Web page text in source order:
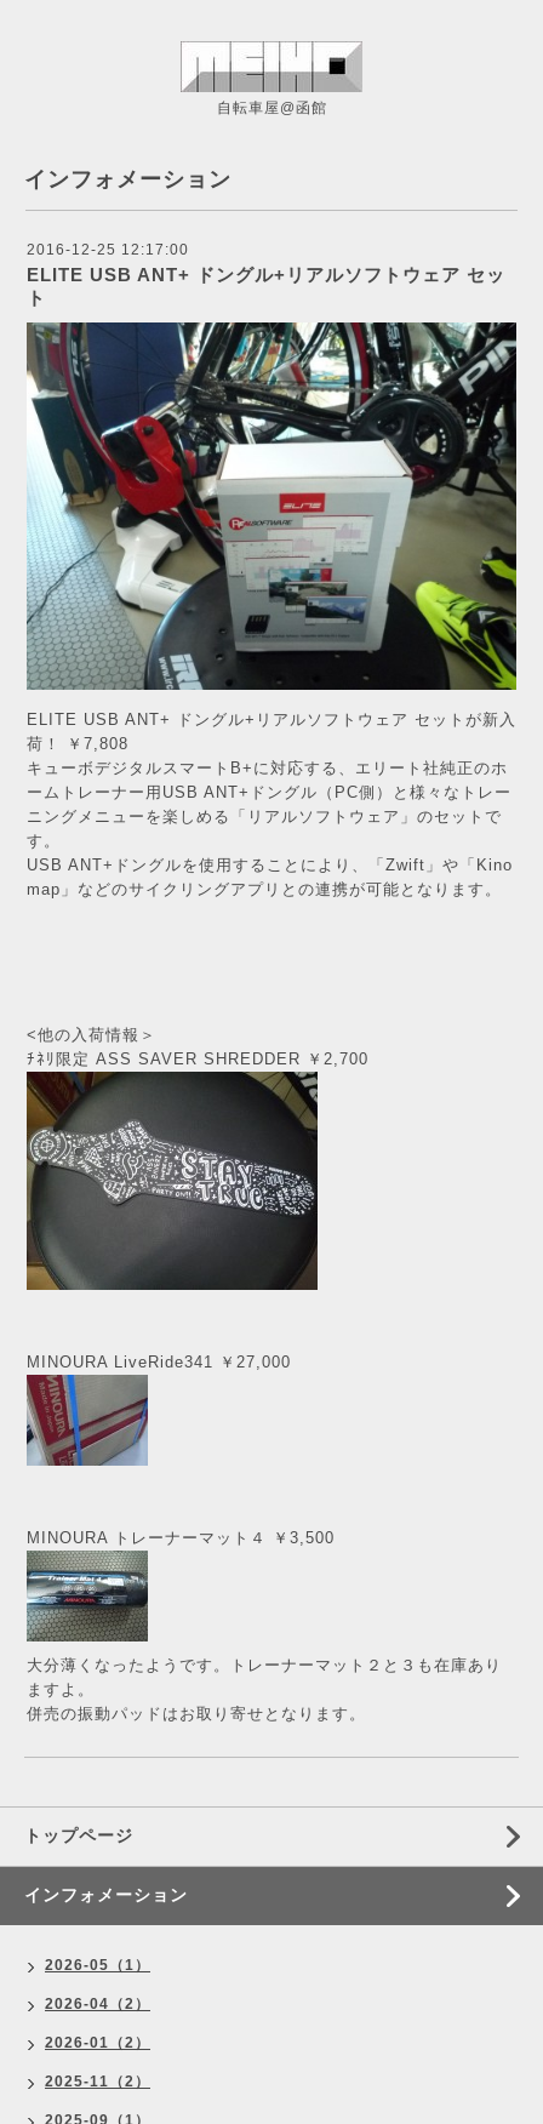
自転車屋@函館
インフォメーション
2016-12-25 12:17:00
ELITE USB ANT+ ドングル+リアルソフトウェア セッ
ト
ELITE USB ANT+ ドングル+リアルソフトウェア セットが新入
荷！ ￥7,808
キューボデジタルスマートB+に対応する、エリート社純正のホ
ームトレーナー用USB ANT+ドングル（PC側）と様々なトレー
ニングメニューを楽しめる「リアルソフトウェア」のセットで
す。
USB ANT+ドングルを使用することにより、「Zwift」や「Kino
map」などのサイクリングアプリとの連携が可能となります。
<他の入荷情報＞
ﾁﾈﾘ限定 ASS SAVER SHREDDER ￥2,700
MINOURA LiveRide341 ￥27,000
MINOURA トレーナーマット４ ￥3,500
大分薄くなったようです。トレーナーマット２と３も在庫あり
ますよ。
併売の振動パッドはお取り寄せとなります。
トップページ
インフォメーション
2026-05（1）
2026-04（2）
2026-01（2）
2025-11（2）
2025-09（1）